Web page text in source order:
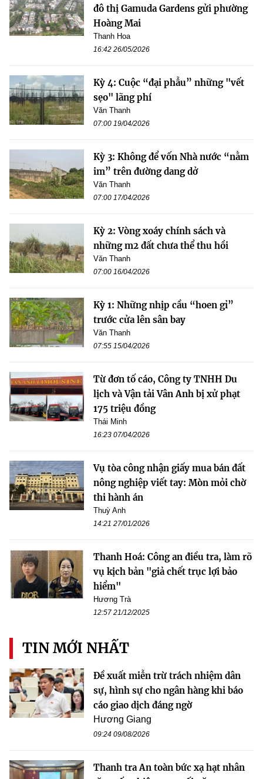
đô thị Gamuda Gardens gửi phường
Hoàng Mai
Thanh Hoa
16:42 26/05/2026
Kỳ 4: Cuộc “đại phẫu” những "vết
sẹo" lãng phí
Văn Thanh
07:00 19/04/2026
Kỳ 3: Không để vốn Nhà nước “nằm
im” trên đường dang dở
Văn Thanh
07:00 17/04/2026
Kỳ 2: Vòng xoáy chính sách và
những m2 đất chưa thể thu hồi
Văn Thanh
07:00 16/04/2026
Kỳ 1: Những nhịp cầu “hoen gỉ”
trước cửa lên sân bay
Văn Thanh
07:55 15/04/2026
Từ đơn tố cáo, Công ty TNHH Du
lịch và Vận tải Vân Anh bị xử phạt
175 triệu đồng
Thái Minh
16:23 07/04/2026
Vụ tòa công nhận giấy mua bán đất
nông nghiệp viết tay: Mòn mỏi chờ
thi hành án
Thuỳ Anh
14:21 27/01/2026
Thanh Hoá: Công an điều tra, làm rõ
vụ kịch bản "giả chết trục lợi bảo
hiểm"
Hương Trà
12:57 21/12/2025
TIN MỚI NHẤT
Đề xuất miễn trừ trách nhiệm dân
sự, hình sự cho ngân hàng khi báo
cáo giao dịch đáng ngờ
Hương Giang
09:24 09/08/2026
Thanh tra An toàn bức xạ hạt nhân